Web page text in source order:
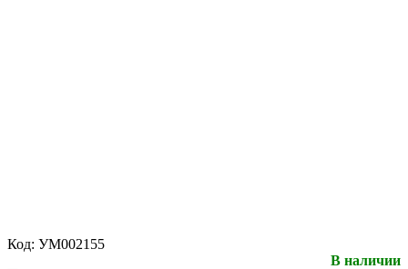
Код: УМ002155
В наличии